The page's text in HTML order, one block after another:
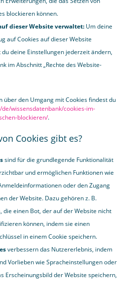
blockieren können.
dieser Website verwaltet:Um deine
auf Cookies auf dieser Website
deine Einstellungen jederzeit ändern,
im Abschnitt „Rechte des Website-
über den Umgang mit Cookies findest du
wissensdatenbank/cookies-im-
blockieren/.
Cookies gibt es?
sind für die grundlegende Funktionalität
und ermöglichen Funktionen wie
oder den Zugang
der Website. Dazu gehören z. B.
die einen Bot, der auf der Website nicht
können, indem sie einen
in einem Cookie speichern.
verbessern das Nutzererlebnis, indem
Vorlieben wie Spracheinstellungen oder
Erscheinungsbild der Website speichern,